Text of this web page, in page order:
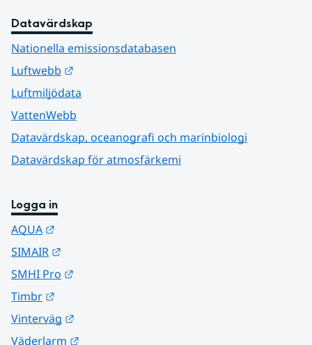
Datavärdskap
Nationella emissionsdatabasen
Luftwebb
Luftmiljödata
VattenWebb
Datavärdskap, oceanografi och marinbiologi
Datavärdskap för atmosfärkemi
Logga in
AQUA
SIMAIR
SMHI Pro
Timbr
Vinterväg
Väderlarm